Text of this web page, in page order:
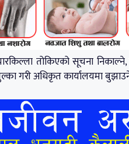
तोकिएको सूचना
गरी अधिकृत कार्यालयमा